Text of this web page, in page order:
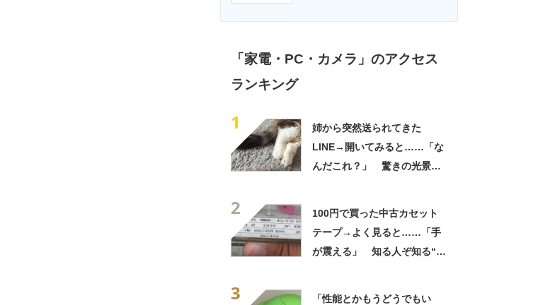
「家電・PC・カメラ」のアクセス
ランキング
1
姉から突然送られてきた
LINE→開いてみると……「な
んだこれ？」 驚きの光景に
2
100円で買った中古カセット
テープ→よく見ると……「手
が震える」 知る人ぞ知る“驚
3
「性能とかもうどうでもい